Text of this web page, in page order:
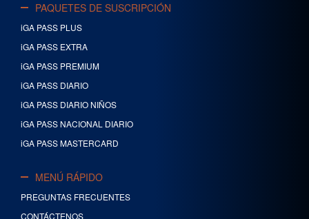
PAQUETES DE SUSCRIPCIÓN
iGA PASS PLUS
iGA PASS EXTRA
iGA PASS PREMIUM
iGA PASS DIARIO
iGA PASS DIARIO NIÑOS
iGA PASS NACIONAL DIARIO
iGA PASS MASTERCARD
MENÚ RÁPIDO
PREGUNTAS FRECUENTES
CONTÁCTENOS